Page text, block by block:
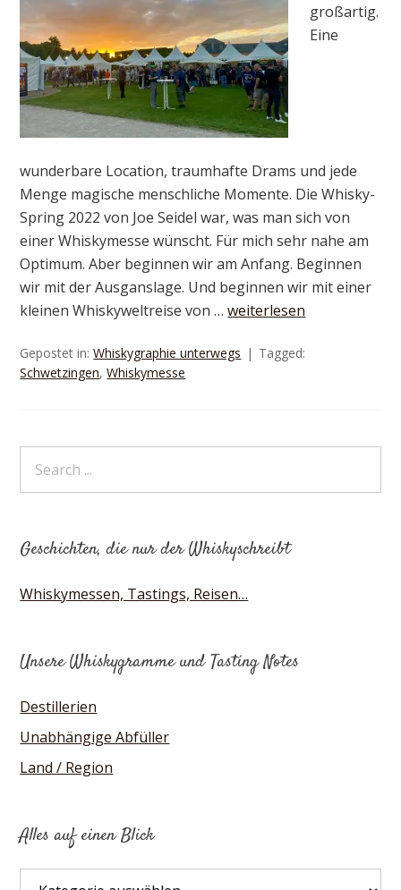
großartig.
Eine
wunderbare Location, traumhafte Drams und jede
Menge magische menschliche Momente. Die Whisky-
Spring 2022 von Joe Seidel war, was man sich von
einer Whiskymesse wünscht. Für mich sehr nahe am
Optimum. Aber beginnen wir am Anfang. Beginnen
wir mit der Ausganslage. Und beginnen wir mit einer
kleinen Whiskyweltreise von …weiterlesen
Gepostet in:Whiskygraphie unterwegs
Tagged:
Schwetzingen,Whiskymesse
Geschichten, die nur der Whiskyschreibt
Whiskymessen, Tastings, Reisen…
Unsere Whiskygramme und Tasting Notes
Destillerien
Unabhängige Abfüller
Land / Region
Alles auf einen Blick